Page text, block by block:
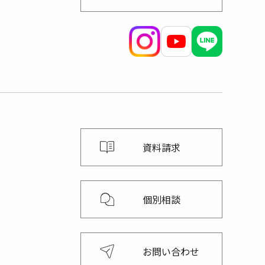
資料請求
個別相談
お問い合わせ